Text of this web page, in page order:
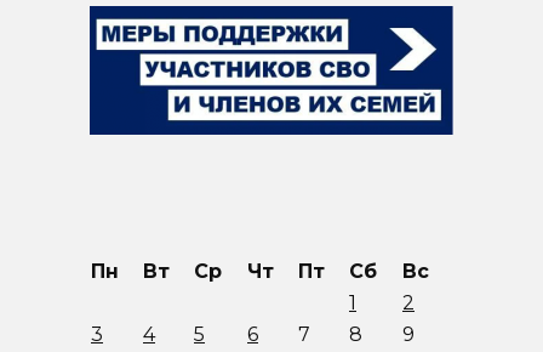
Пн Вт Ср Чт Пт Сб
Вс
1
2
3
4 5 6 7 8
9